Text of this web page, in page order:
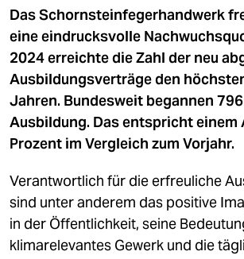
Das Schornsteinfegerhandwerk
eine eindrucksvolle
2024 erreichte die Zahl der neu
Ausbildungsverträge den
Jahren. Bundesweit begannen
Ausbildung. Das entspricht einem
Prozent im Vergleich zum Vorjahr.
Verantwortlich für die erfreuliche
sind unter anderem das positive
in der Öffentlichkeit, seine
klimarelevantes Gewerk und die